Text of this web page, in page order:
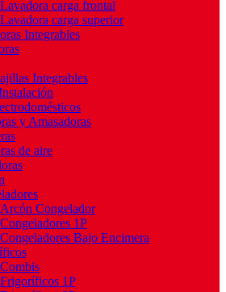
Lavadora carga frontal
Lavadora carga superior
Integrables
Integrables
y Amasadoras
de aire
Arcón Congelador
Congeladores 1P
Congeladores Bajo Encimera
Combis
Frigoríficos 1P